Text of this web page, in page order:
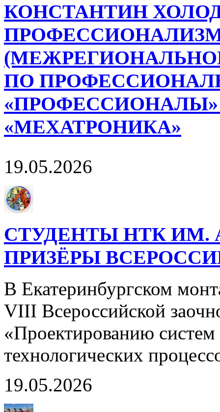
КОНСТАНТИН
ПО
«МЕХАТРОНИКА»
19.05.2026
СТУДЕНТЫ НТК ИМ.
ПРИЗЁРЫ
В Екатеринбургском
VIII Всероссийской
«Проектированию систем
технологических
19.05.2026